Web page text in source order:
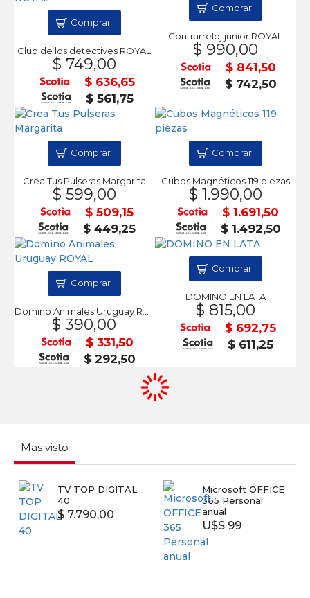
Club de los detectives ROYAL
$ 749,00
$ 636,65
$ 561,75
Comprar
Contrarreloj junior ROYAL
$ 990,00
$ 841,50
$ 742,50
Comprar
Crea Tus Pulseras Margarita
$ 599,00
$ 509,15
$ 449,25
Comprar
Cubos Magnéticos 119 piezas
$ 1.990,00
$ 1.691,50
$ 1.492,50
Comprar
$ 390,00
$ 331,50
$ 292,50
Comprar
DOMINO EN LATA
$ 815,00
$ 692,75
$ 611,25
Comprar
Mas visto
TV TOP DIGITAL
40
$ 7.790,00
Microsoft OFFICE
365 Personal
anual
U$S 99